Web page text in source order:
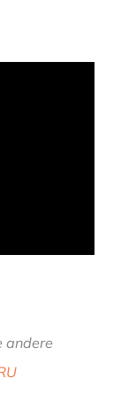
andere